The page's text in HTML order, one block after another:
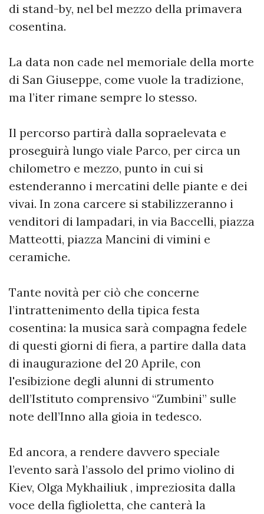
di stand-by, nel bel mezzo della primavera
cosentina.
La data non cade nel memoriale della morte
di San Giuseppe, come vuole la tradizione,
ma l’iter rimane sempre lo stesso.
Il percorso partirà dalla sopraelevata e
proseguirà lungo viale Parco, per circa un
chilometro e mezzo, punto in cui si
estenderanno i mercatini delle piante e dei
vivai. In zona carcere si stabilizzeranno i
venditori di lampadari, in via Baccelli, piazza
Matteotti, piazza Mancini di vimini e
ceramiche.
Tante novità per ciò che concerne
l’intrattenimento della tipica festa
cosentina: la musica sarà compagna fedele
di questi giorni di fiera, a partire dalla data
di inaugurazione del 20 Aprile, con
l'esibizione degli alunni di strumento
dell’Istituto comprensivo “Zumbini” sulle
note dell’Inno alla gioia in tedesco.
Ed ancora, a rendere davvero speciale
l’evento sarà l’assolo del primo violino di
Kiev, Olga Mykhailiuk , impreziosita dalla
voce della figlioletta, che canterà la